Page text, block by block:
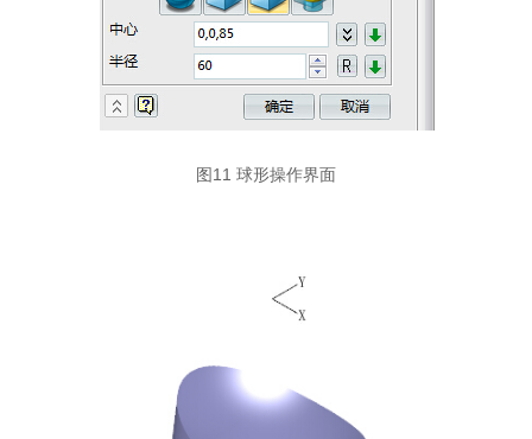
图11 球形操作界面